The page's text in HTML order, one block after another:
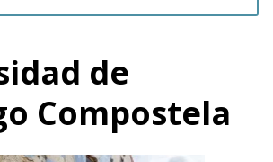
de
Compostela